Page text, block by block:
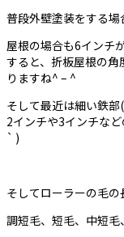
普段外壁塗装をする場
屋根の場合も6インチ
すると、折板屋根の
りますね^ – ^
そして最近は細い鉄
2インチや3インチな
` )
そしてローラーの毛の
調短毛、短毛、中短